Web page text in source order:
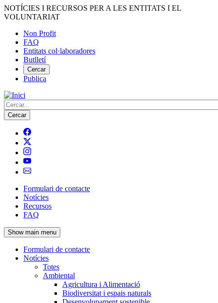
Vés
al
NOTÍCIES I RECURSOS PER A LES ENTITATS I EL
VOLUNTARIAT
Menú
del
compte
d'usuari
Non Profit
FAQ
Entitats col·laboradores
Butlletí
Cercar
Publica
Cerca
Navegació
principal
de
l'encapçalament
Formulari de contacte
Notícies
Recursos
FAQ
Show main menu
Navegació
principal
Formulari de contacte
Notícies
Totes
Ambiental
Agricultura i Alimentació
Biodiversitat i espais naturals